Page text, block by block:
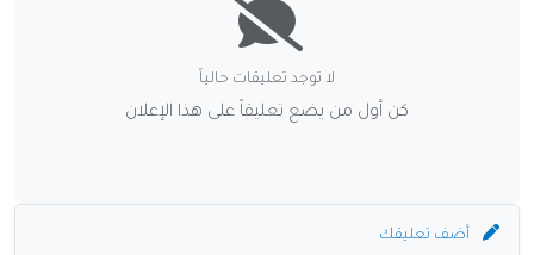
لا توجد تعليقات حالياً
كن أول من يضع تعليقاً على هذا الإعلان
أضف تعليقك